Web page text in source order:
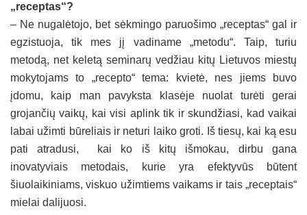
„receptas“?
– Ne nugalėtojo, bet sėkmingo paruošimo „receptas“ gal ir
egzistuoja, tik mes jį vadiname „metodu“. Taip, turiu
metodą, net keletą seminarų vedžiau kitų Lietuvos miestų
mokytojams to „recepto“ tema: kvietė, nes jiems buvo
įdomu, kaip man pavyksta klasėje nuolat turėti gerai
grojančių vaikų, kai visi aplink tik ir skundžiasi, kad vaikai
labai užimti būreliais ir neturi laiko groti. Iš tiesų, kai ką esu
pati atradusi, kai ko iš kitų išmokau, dirbu gana
inovatyviais metodais, kurie yra efektyvūs būtent
šiuolaikiniams, viskuo užimtiems vaikams ir tais „receptais“
mielai dalijuosi.